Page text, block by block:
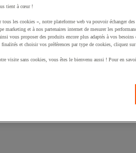
à votre panier :
tient à cœur !
les cookies », notre plateforme web va pouvoir échanger
marketing et à nos partenaires internet de mesurer les
vous proposer des produits encore plus adaptés à vos
et choisir vos préférences par type de cookies, cliquez sur
visite sans cookies, vous êtes le bienvenu aussi ! Pour en